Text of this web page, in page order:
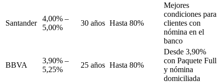
Santander
4,00% –
5,00%
30 años Hasta 80%
Mejores
condiciones para
clientes con
nómina en el
banco
BBVA
3,90% –
5,25%
25 años Hasta 80%
Desde 3,90%
con Paquete Full
y nómina
domiciliada